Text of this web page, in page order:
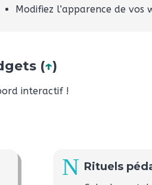
Modifiez l’apparence de vos
(↑)
interactif !
N Rituels